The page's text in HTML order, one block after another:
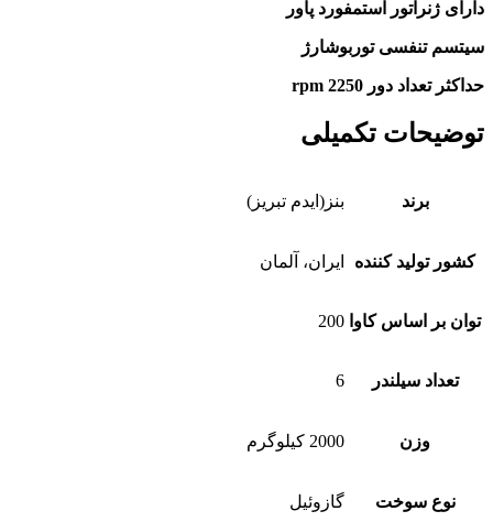
دارای ژنراتور استمفورد پاور
سیتسم تنفسی توربوشارژ
حداکثر تعداد دور 2250 rpm
توضیحات تکمیلی
برند بنز(ایدم تبریز)
کشور تولید کننده ایران، آلمان
توان بر اساس کاوا 200
تعداد سیلندر 6
وزن 2000 کیلوگرم
نوع سوخت گازوئیل